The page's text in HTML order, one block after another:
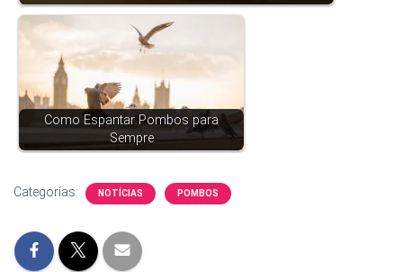
Como Espantar Pombos para
Sempre
Categorías: NOTÍCIAS POMBOS